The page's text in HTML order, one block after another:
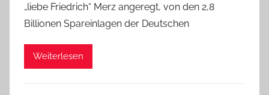
„liebe Friedrich“ Merz angeregt, von den 2,8
Billionen Spareinlagen der Deutschen
Weiterlesen